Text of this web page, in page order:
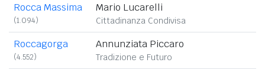
Rocca Massima
(1.094)
Mario Lucarelli
Cittadinanza Condivisa
Roccagorga
(4.552)
Annunziata Piccaro
Tradizione e Futuro